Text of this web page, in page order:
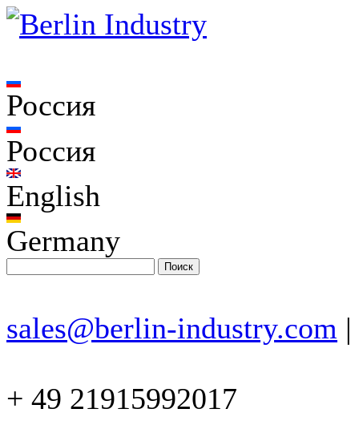
Россия
Россия
English
Germany
sales@berlin-industry.com |
+ 49 21915992017